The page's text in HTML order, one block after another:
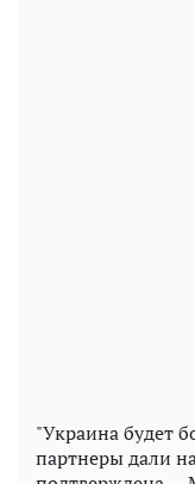
"Украина будет
партнеры дали